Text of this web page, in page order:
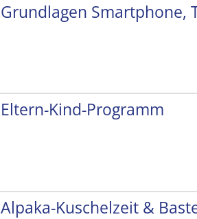
Grundlagen Smartphone,
Eltern-Kind-Programm
Alpaka-Kuschelzeit &